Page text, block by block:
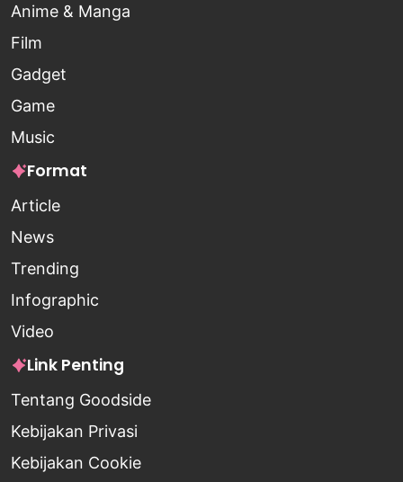
Anime & Manga
Film
Gadget
Game
Music
Format
Article
News
Trending
Infographic
Video
Link Penting
Tentang Goodside
Kebijakan Privasi
Kebijakan Cookie